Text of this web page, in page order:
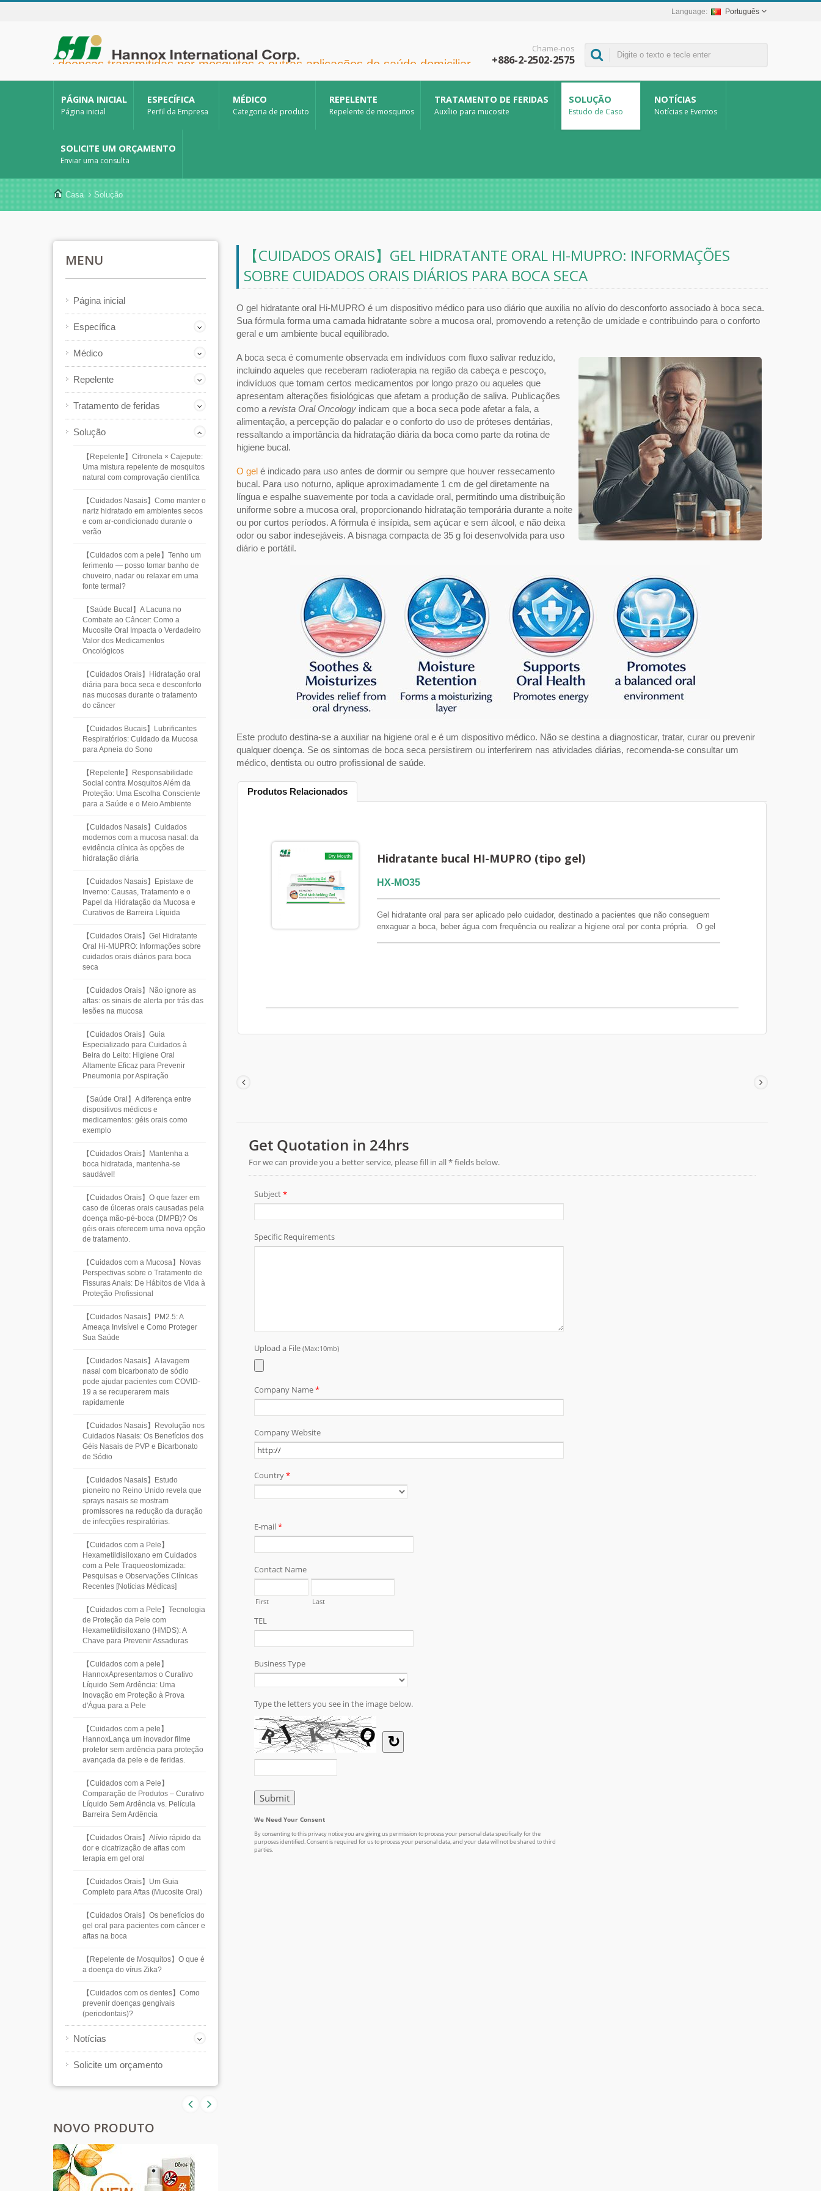
Português
de doenças transmitidas por mosquitos e outras aplicações de saúde domiciliar.
Chame-nos
+886-2-2502-2575
PÁGINA INICIAL
Página inicial
ESPECÍFICA
Perfil da Empresa
MÉDICO
Categoria de produto
REPELENTE
Repelente de mosquitos
TRATAMENTO DE FERIDAS
Auxílio para mucosite
SOLUÇÃO
Estudo de Caso
NOTÍCIAS
Notícias e Eventos
SOLICITE UM ORÇAMENTO
Enviar uma consulta
Casa Solução
MENU
Página inicial
Específica
Médico
Repelente
Tratamento de feridas
Solução
【Repelente】Citronela × Cajepute:
Uma mistura repelente de mosquitos
natural com comprovação científica
【Cuidados Nasais】Como manter o
nariz hidratado em ambientes secos
e com ar-condicionado durante o
verão
【Cuidados com a pele】Tenho um
ferimento — posso tomar banho de
chuveiro, nadar ou relaxar em uma
fonte termal?
【Saúde Bucal】A Lacuna no
Combate ao Câncer: Como a
Mucosite Oral Impacta o Verdadeiro
Valor dos Medicamentos
Oncológicos
【Cuidados Orais】Hidratação oral
diária para boca seca e desconforto
nas mucosas durante o tratamento
do câncer
【Cuidados Bucais】Lubrificantes
Respiratórios: Cuidado da Mucosa
para Apneia do Sono
【Repelente】Responsabilidade
Social contra Mosquitos Além da
Proteção: Uma Escolha Consciente
para a Saúde e o Meio Ambiente
【Cuidados Nasais】Cuidados
modernos com a mucosa nasal: da
evidência clínica às opções de
hidratação diária
【Cuidados Nasais】Epistaxe de
Inverno: Causas, Tratamento e o
Papel da Hidratação da Mucosa e
Curativos de Barreira Líquida
【Cuidados Orais】Gel Hidratante
Oral Hi-MUPRO: Informações sobre
cuidados orais diários para boca
seca
【Cuidados Orais】Não ignore as
aftas: os sinais de alerta por trás das
lesões na mucosa
【Cuidados Orais】Guia
Especializado para Cuidados à
Beira do Leito: Higiene Oral
Altamente Eficaz para Prevenir
Pneumonia por Aspiração
【Saúde Oral】A diferença entre
dispositivos médicos e
medicamentos: géis orais como
exemplo
【Cuidados Orais】Mantenha a
boca hidratada, mantenha-se
saudável!
【Cuidados Orais】O que fazer em
caso de úlceras orais causadas pela
doença mão-pé-boca (DMPB)? Os
géis orais oferecem uma nova opção
de tratamento.
【Cuidados com a Mucosa】Novas
Perspectivas sobre o Tratamento de
Fissuras Anais: De Hábitos de Vida à
Proteção Profissional
【Cuidados Nasais】PM2.5: A
Ameaça Invisível e Como Proteger
Sua Saúde
【Cuidados Nasais】A lavagem
nasal com bicarbonato de sódio
pode ajudar pacientes com COVID-
19 a se recuperarem mais
rapidamente
【Cuidados Nasais】Revolução nos
Cuidados Nasais: Os Benefícios dos
Géis Nasais de PVP e Bicarbonato
de Sódio
【Cuidados Nasais】Estudo
pioneiro no Reino Unido revela que
sprays nasais se mostram
promissores na redução da duração
de infecções respiratórias.
【Cuidados com a Pele】
Hexametildisiloxano em Cuidados
com a Pele Traqueostomizada:
Pesquisas e Observações Clínicas
Recentes [Notícias Médicas]
【Cuidados com a Pele】Tecnologia
de Proteção da Pele com
Hexametildisiloxano (HMDS): A
Chave para Prevenir Assaduras
【Cuidados com a pele】
HannoxApresentamos o Curativo
Líquido Sem Ardência: Uma
Inovação em Proteção à Prova
d'Água para a Pele
【Cuidados com a pele】
HannoxLança um inovador filme
protetor sem ardência para proteção
avançada da pele e de feridas.
【Cuidados com a Pele】
Comparação de Produtos – Curativo
Líquido Sem Ardência vs. Película
Barreira Sem Ardência
【Cuidados Orais】Alívio rápido da
dor e cicatrização de aftas com
terapia em gel oral
【Cuidados Orais】Um Guia
Completo para Aftas (Mucosite Oral)
【Cuidados Orais】Os benefícios do
gel oral para pacientes com câncer e
aftas na boca
【Repelente de Mosquitos】O que é
a doença do vírus Zika?
【Cuidados com os dentes】Como
prevenir doenças gengivais
(periodontais)?
Notícias
Solicite um orçamento
NOVO PRODUTO
【CUIDADOS ORAIS】GEL HIDRATANTE ORAL HI-MUPRO: INFORMAÇÕES
SOBRE CUIDADOS ORAIS DIÁRIOS PARA BOCA SECA
O gel hidratante oral Hi-MUPRO é um dispositivo médico para uso diário que auxilia no alívio do desconforto associado à boca seca.
Sua fórmula forma uma camada hidratante sobre a mucosa oral, promovendo a retenção de umidade e contribuindo para o conforto
geral e um ambiente bucal equilibrado.
A boca seca é comumente observada em indivíduos com fluxo salivar reduzido,
incluindo aqueles que receberam radioterapia na região da cabeça e pescoço,
indivíduos que tomam certos medicamentos por longo prazo ou aqueles que
apresentam alterações fisiológicas que afetam a produção de saliva. Publicações
como a revista Oral Oncology indicam que a boca seca pode afetar a fala, a
alimentação, a percepção do paladar e o conforto do uso de próteses dentárias,
ressaltando a importância da hidratação diária da boca como parte da rotina de
higiene bucal.
O gel é indicado para uso antes de dormir ou sempre que houver ressecamento
bucal. Para uso noturno, aplique aproximadamente 1 cm de gel diretamente na
língua e espalhe suavemente por toda a cavidade oral, permitindo uma distribuição
uniforme sobre a mucosa oral, proporcionando hidratação temporária durante a noite
ou por curtos períodos. A fórmula é insípida, sem açúcar e sem álcool, e não deixa
odor ou sabor indesejáveis. A bisnaga compacta de 35 g foi desenvolvida para uso
diário e portátil.
Este produto destina-se a auxiliar na higiene oral e é um dispositivo médico. Não se destina a diagnosticar, tratar, curar ou prevenir
qualquer doença. Se os sintomas de boca seca persistirem ou interferirem nas atividades diárias, recomenda-se consultar um
médico, dentista ou outro profissional de saúde.
Produtos Relacionados
Hidratante bucal HI-MUPRO (tipo gel)
HX-MO35
Gel hidratante oral para ser aplicado pelo cuidador, destinado a pacientes que não conseguem
enxaguar a boca, beber água com frequência ou realizar a higiene oral por conta própria. O gel